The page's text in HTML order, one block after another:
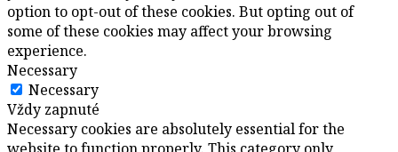
option to opt-out of these cookies. But opting out of
some of these cookies may affect your browsing
experience.
Necessary
Necessary
Vždy zapnuté
Necessary cookies are absolutely essential for the